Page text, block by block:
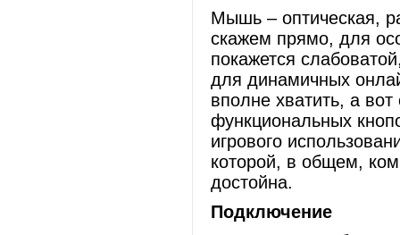
Мышь – оптическая,
скажем прямо, для
покажется
для динамичных
вполне хватить, а
функциональных
игрового
которой, в общем,
достойна.
Подключение